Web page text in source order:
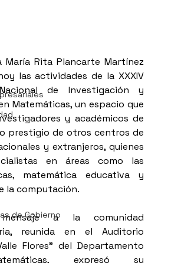
de Gobierno
María Rita Plancarte Martínez
las actividades de la XXXIV
de Investigación y
Matemáticas, un espacio que
y académicos de
prestigio de otros centros de
y extranjeros, quienes
en áreas como las
matemática educativa y
la computación.
a la comunidad
reunida en el Auditorio
Flores” del Departamento
expresó su